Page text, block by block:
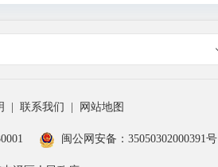
联系我们 网站地图
闽公网安备：35050302000391号